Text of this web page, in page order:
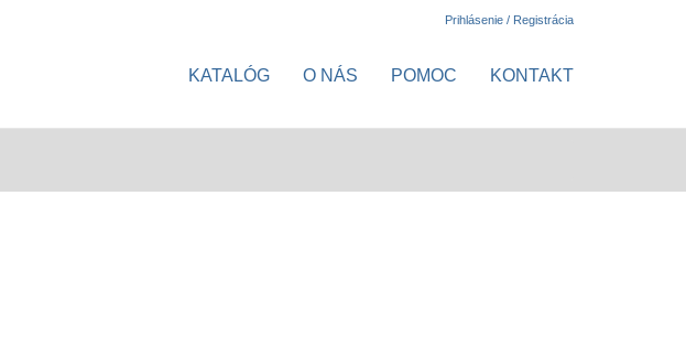
Prihlásenie / Registrácia
KATALÓG O NÁS POMOC KONTAKT